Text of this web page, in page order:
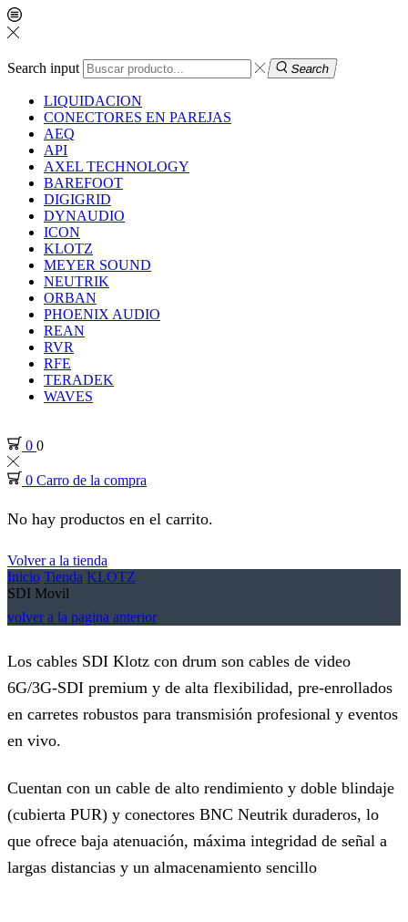
Search input Search
LIQUIDACION
CONECTORES EN PAREJAS
AEQ
API
AXEL TECHNOLOGY
BAREFOOT
DIGIGRID
DYNAUDIO
ICON
KLOTZ
MEYER SOUND
NEUTRIK
ORBAN
PHOENIX AUDIO
REAN
RVR
RFE
TERADEK
WAVES
0 0
0 Carro de la compra
No hay productos en el carrito.
Volver a la tienda
Inicio Tienda KLOTZ
SDI Movil
volver a la pagina anterior
Los cables SDI Klotz con drum son cables de video
6G/3G-SDI premium y de alta flexibilidad, pre-enrollados
en carretes robustos para transmisión profesional y eventos
en vivo.
Cuentan con un cable de alto rendimiento y doble blindaje
(cubierta PUR) y conectores BNC Neutrik duraderos, lo
que ofrece baja atenuación, máxima integridad de señal a
largas distancias y un almacenamiento sencillo